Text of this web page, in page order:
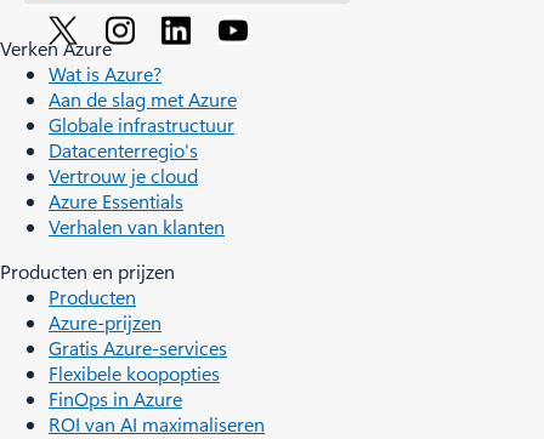
Verken Azure
Wat is Azure?
Aan de slag met Azure
Globale infrastructuur
Datacenterregio's
Vertrouw je cloud
Azure Essentials
Verhalen van klanten
Producten en prijzen
Producten
Azure-prijzen
Gratis Azure-services
Flexibele koopopties
FinOps in Azure
ROI van AI maximaliseren